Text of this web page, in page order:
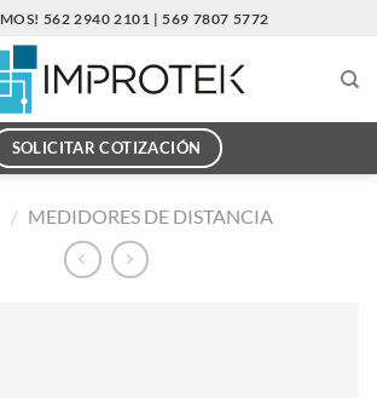
562 2940 2101 | 569 7807 5772
SOLICITAR COTIZACIÓN
/ MEDIDORES DE DISTANCIA